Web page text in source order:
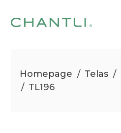
Homepage / Telas /
/ TL196